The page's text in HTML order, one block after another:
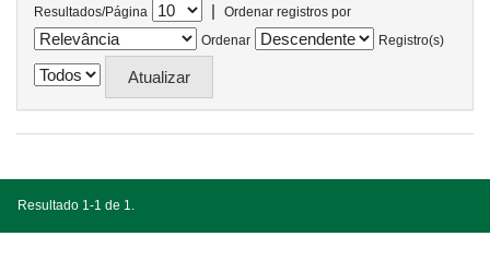
Resultados/Página |
Ordenar registros por
Ordenar
Registro(s)
Resultado 1-1 de 1.